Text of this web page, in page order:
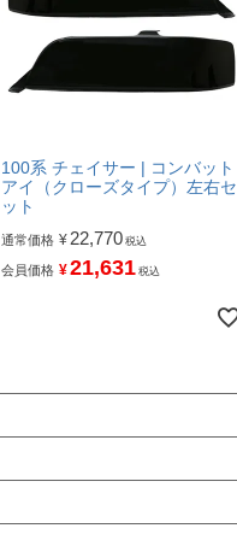
100系 チェイサー | コンバット
アイ（クローズタイプ）左右セ
ット
通常価格 ¥22,770 税込
会員価格 ¥21,631 税込